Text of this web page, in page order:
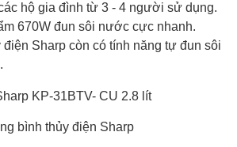
hộ gia đình từ 3 - 4 người sử dụng.
670W đun sôi nước cực nhanh.
điện Sharp còn có tính năng tự đun sôi
bình thủy điện Sharp